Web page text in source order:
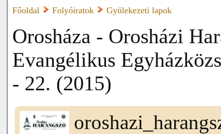
Főoldal Folyóiratok Gyülekezeti lapok
Orosháza - Orosházi
Evangélikus
- 22. (2015)